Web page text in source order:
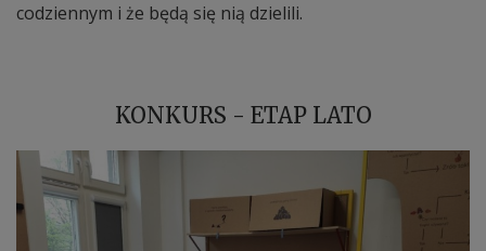
codziennym i że będą się nią dzielili.
KONKURS - ETAP LATO